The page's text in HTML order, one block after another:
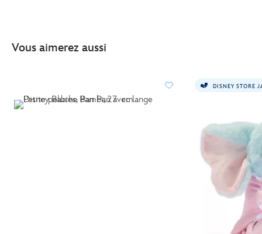
Vous aimerez aussi
DISNEY STORE